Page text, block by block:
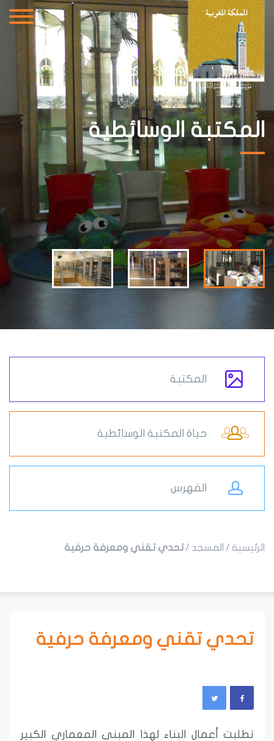
المكتبة الوسائطية
المكتبة
حياة المكتبة الوسائطية
الفهرس
الرئيسية / المسجد / تحدي تقني ومعرفة حرفية
تحدي تقني ومعرفة حرفية
تطلبت أعمال البناء لهذا المبنى المعماري الكبير